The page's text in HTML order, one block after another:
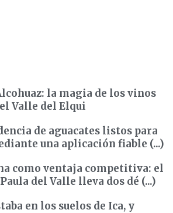
la magia de los vinos
Valle del Elqui
de aguacates listos para
una aplicación fiable (...)
como ventaja competitiva: el
del Valle lleva dos dé (...)
en los suelos de Ica, y